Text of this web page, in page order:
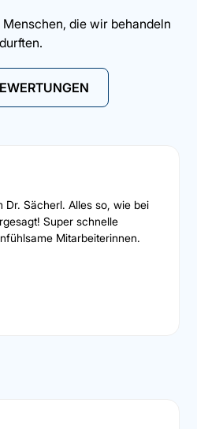
die wir behandeln
durften.
Dr. Sächerl. Alles so, wie bei
Super schnelle
Mitarbeiterinnen.